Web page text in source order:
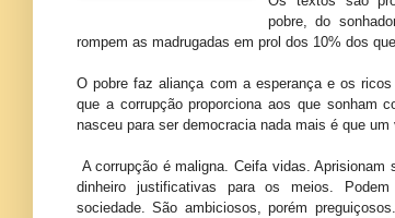
pobre, do
rompem as madrugadas em prol dos 10% dos
O pobre faz aliança com a esperança e os
que a corrupção proporciona aos que sonham
nasceu para ser democracia nada mais é que
A corrupção é maligna. Ceifa vidas.
dinheiro justificativas para os meios.
sociedade. São ambiciosos, porém